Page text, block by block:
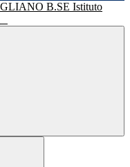
Istituto